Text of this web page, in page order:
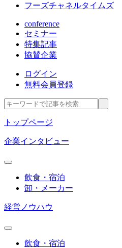
フーズチャネルタイムズ
conference
セミナー
特集記事
協賛企業
ログイン
無料会員登録
トップページ
企業インタビュー
飲食・宿泊
卸・メーカー
経営ノウハウ
飲食・宿泊